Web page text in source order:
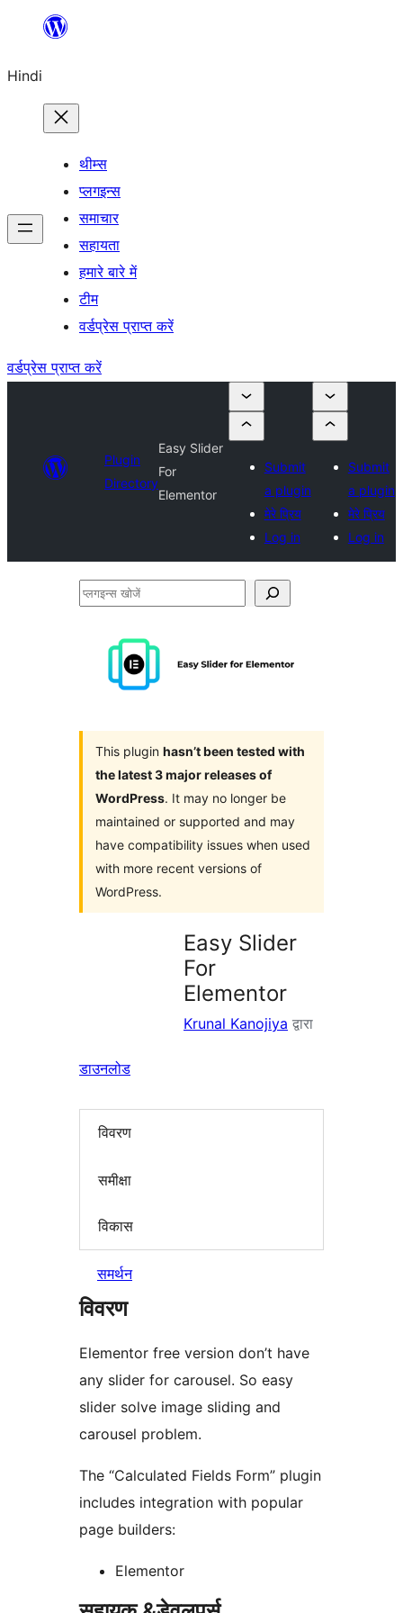
सामग्री
जाएं
Hindi
थीम्स
प्लगइन्स
समाचार
सहायता
हमारे बारे में
टीम
वर्डप्रेस प्राप्त करें
वर्डप्रेस प्राप्त करें
Plugin
Directory
Easy Slider
For
Elementor
Submit
a plugin
मेरे प्रिय
Log in
Submit
a plugin
मेरे प्रिय
Log in
प्लगइन्स
This plugin hasn’t been tested with
the latest 3 major releases of
WordPress. It may no longer be
maintained or supported and may
have compatibility issues when used
with more recent versions of
WordPress.
Easy Slider
For
Elementor
Krunal Kanojiya द्वारा
डाउनलोड
विवरण
समीक्षा
विकास
समर्थन
विवरण
Elementor free version don’t have
any slider for carousel. So easy
slider solve image sliding and
carousel problem.
The “Calculated Fields Form” plugin
includes integration with popular
page builders:
Elementor